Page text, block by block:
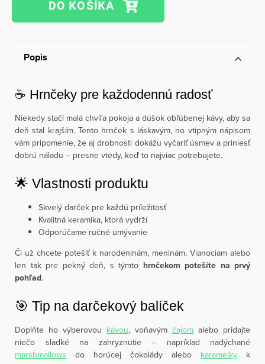
Popis
☕ Hrnčeky pre každodennú radosť
Niekedy stačí malá chvíľa pokoja a dúšok obľúbenej kávy, aby sa
deň stal krajším. Tento hrnček s láskavým, no vtipným nápisom
vám pripomenie, že aj drobnosti dokážu vyčariť úsmev a priniesť
dobrú náladu – presne vtedy, keď to najviac potrebujete.
🌟 Vlastnosti produktu
Skvelý darček pre každú príležitosť
Kvalitná keramika, ktorá vydrží
Odporúčame ručné umývanie
Či už chcete potešiť k narodeninám, meninám, Vianociam alebo
len tak pre pekný deň, s týmto hrnčekom potešíte na prvý
pohľad.
🎯 Tip na darčekový balíček
Doplňte ho výberovou kávou, voňavým čajom alebo pridajte
niečo sladké na zahryznutie – napríklad nadýchané
marshmallows do horúcej čokolády alebo karamelky k